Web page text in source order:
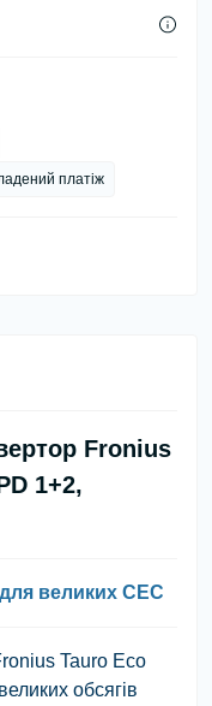
платіж
Fronius
1+2,
великих СЕС
Tauro Eco
обсягів